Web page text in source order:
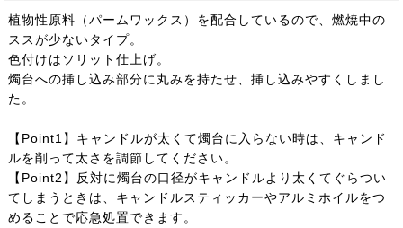
植物性原料（パームワックス）を配合しているので、燃焼中の
ススが少ないタイプ。
色付けはソリット仕上げ。
燭台への挿し込み部分に丸みを持たせ、挿し込みやすくしまし
た。
【Point1】キャンドルが太くて燭台に入らない時は、キャンド
ルを削って太さを調節してください。
【Point2】反対に燭台の口径がキャンドルより太くてぐらつい
てしまうときは、キャンドルスティッカーやアルミホイルをつ
めることで応急処置できます。